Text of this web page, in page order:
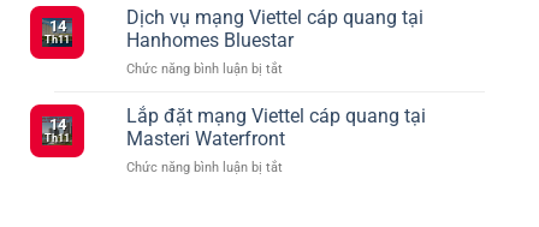
tháng
2
Ký
5G
–
Nối
Siêu
Với
hợp
gói
cước
ưu
đãi
hình
14
Th11
Dịch vụ mạng Viettel cáp quang tại
Hanhomes Bluestar
Chức năng bình luận bị tắt
vụ
mạng
Viettel
cáp
14
Th11
Lắp đặt mạng Viettel cáp quang tại
Masteri Waterfront
Chức năng bình luận bị tắt